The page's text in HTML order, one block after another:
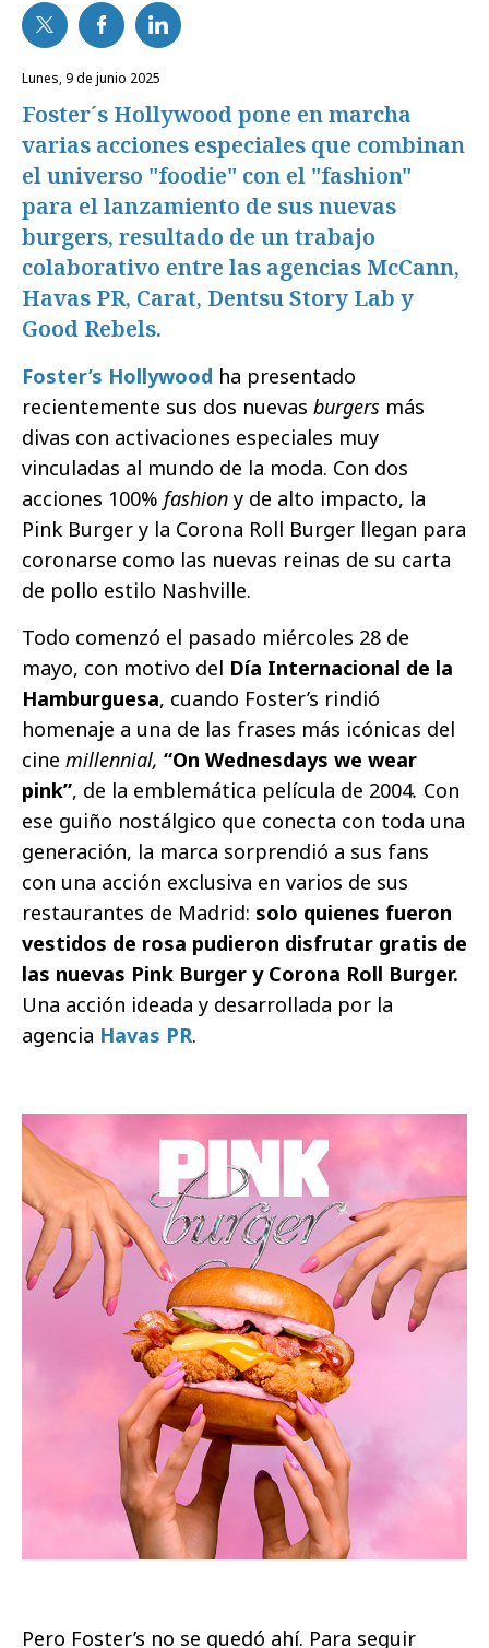
lunes, 9 de junio 2025
Foster´s Hollywood pone en marcha
varias acciones especiales que combinan
el universo "foodie" con el "fashion"
para el lanzamiento de sus nuevas
burgers, resultado de un trabajo
colaborativo entre las agencias McCann,
Havas PR, Carat, Dentsu Story Lab y
Good Rebels.
Foster’s Hollywood ha presentado
recientemente sus dos nuevas burgers más
divas con activaciones especiales muy
vinculadas al mundo de la moda. Con dos
acciones 100% fashion y de alto impacto, la
Pink Burger y la Corona Roll Burger llegan para
coronarse como las nuevas reinas de su carta
de pollo estilo Nashville.
Todo comenzó el pasado miércoles 28 de
mayo, con motivo del Día Internacional de la
Hamburguesa, cuando Foster’s rindió
homenaje a una de las frases más icónicas del
cine millennial, “On Wednesdays we wear
pink”, de la emblemática película de 2004. Con
ese guiño nostálgico que conecta con toda una
generación, la marca sorprendió a sus fans
con una acción exclusiva en varios de sus
restaurantes de Madrid: solo quienes fueron
vestidos de rosa pudieron disfrutar gratis de
las nuevas Pink Burger y Corona Roll Burger.
Una acción ideada y desarrollada por la
agencia Havas PR.
Pero Foster’s no se quedó ahí. Para seguir